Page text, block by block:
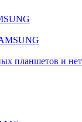
планшетов и